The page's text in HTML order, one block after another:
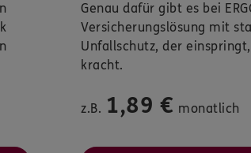
Genau dafür gibt es bei
Versicherungslösung mit
Unfallschutz, der
kracht.
z.B. 1,89 € monatlich